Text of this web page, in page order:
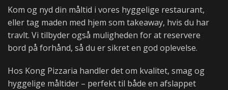
Kom og nyd din måltid i vores hyggelige restaurant,
eller tag maden med hjem som takeaway, hvis du har
travlt. Vi tilbyder også muligheden for at reservere
bord på forhånd, så du er sikret en god oplevelse.
Hos Kong Pizzaria handler det om kvalitet, smag og
hyggelige måltider – perfekt til både en afslappet